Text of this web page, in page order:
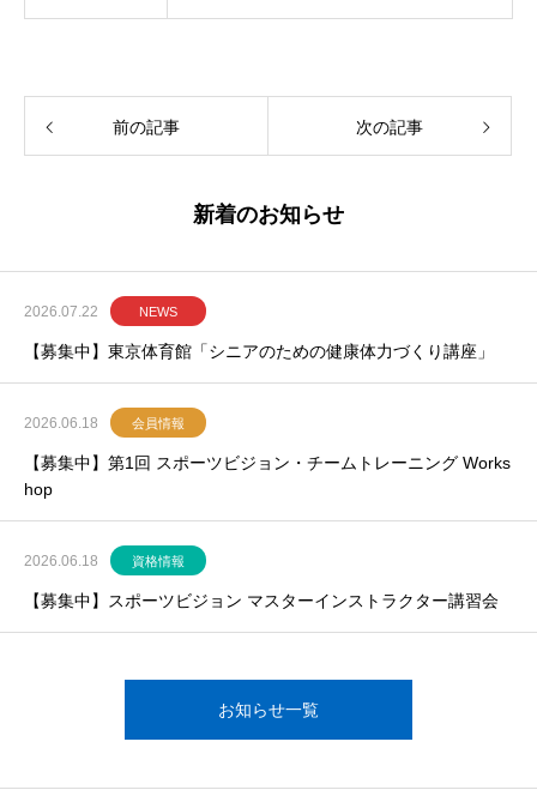
前の記事 次の記事
新着のお知らせ
2026.07.22 NEWS
【募集中】東京体育館「シニアのための健康体力づくり講座」
2026.06.18 会員情報
【募集中】第1回 スポーツビジョン・チームトレーニング Works
hop
2026.06.18 資格情報
【募集中】スポーツビジョン マスターインストラクター講習会
お知らせ一覧